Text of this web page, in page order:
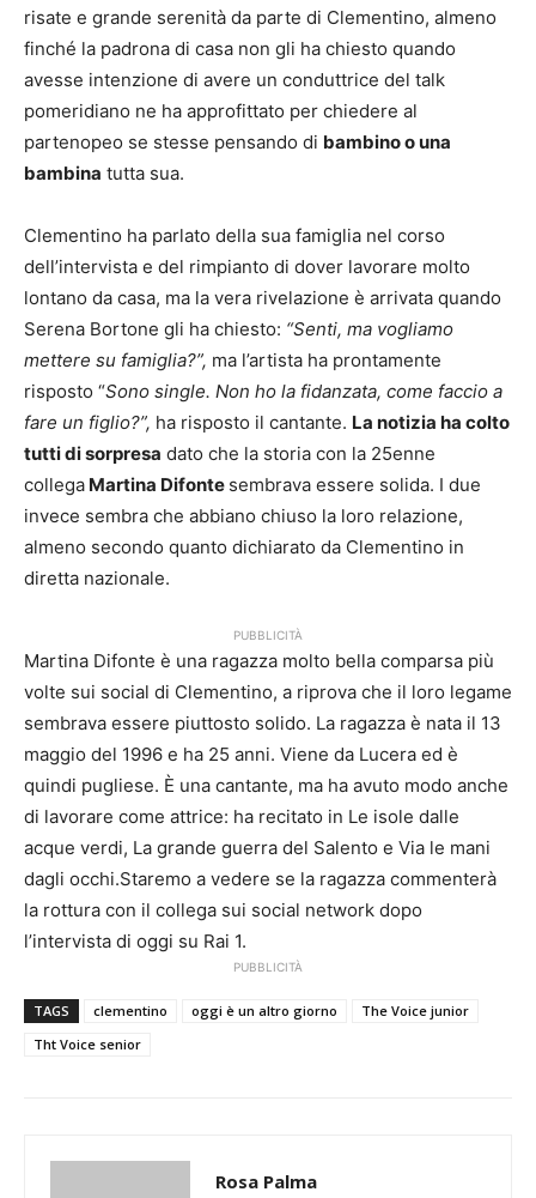
risate e grande serenità da parte di Clementino, almeno
finché la padrona di casa non gli ha chiesto quando
avesse intenzione di avere un conduttrice del talk
pomeridiano ne ha approfittato per chiedere al
partenopeo se stesse pensando di bambino o una
bambina tutta sua.
Clementino ha parlato della sua famiglia nel corso
dell’intervista e del rimpianto di dover lavorare molto
lontano da casa, ma la vera rivelazione è arrivata quando
Serena Bortone gli ha chiesto: “Senti, ma vogliamo
mettere su famiglia?”, ma l’artista ha prontamente
risposto “Sono single. Non ho la fidanzata, come faccio a
fare un figlio?”, ha risposto il cantante. La notizia ha colto
tutti di sorpresa dato che la storia con la 25enne
collega Martina Difonte sembrava essere solida. I due
invece sembra che abbiano chiuso la loro relazione,
almeno secondo quanto dichiarato da Clementino in
diretta nazionale.
PUBBLICITÀ
Martina Difonte è una ragazza molto bella comparsa più
volte sui social di Clementino, a riprova che il loro legame
sembrava essere piuttosto solido. La ragazza è nata il 13
maggio del 1996 e ha 25 anni. Viene da Lucera ed è
quindi pugliese. È una cantante, ma ha avuto modo anche
di lavorare come attrice: ha recitato in Le isole dalle
acque verdi, La grande guerra del Salento e Via le mani
dagli occhi.Staremo a vedere se la ragazza commenterà
la rottura con il collega sui social network dopo
l’intervista di oggi su Rai 1.
PUBBLICITÀ
TAGS clementino oggi è un altro giorno
The Voice junior
Tht Voice senior
Rosa Palma